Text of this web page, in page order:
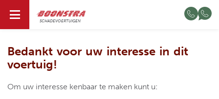
SCHADEVOERTUIGEN
NL
Bedankt voor uw interesse in dit
voertuig!
Om uw interesse kenbaar te maken kunt u: